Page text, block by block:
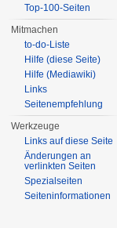
Top-100-Seiten
Mitmachen
to-do-Liste
Hilfe (diese Seite)
Hilfe (Mediawiki)
Links
Seitenempfehlung
Werkzeuge
Links auf diese Seite
Änderungen an
verlinkten Seiten
Spezialseiten
Seiteninformationen